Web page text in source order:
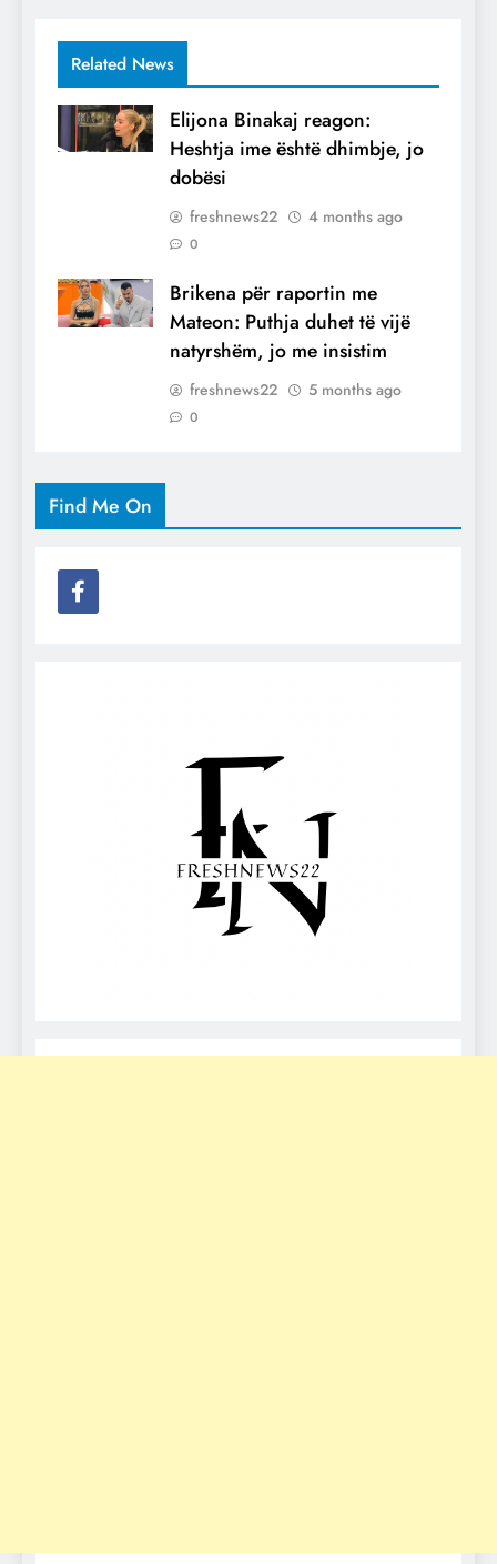
Related News
Elijona Binakaj reagon:
Heshtja ime është dhimbje, jo
dobësi
freshnews22 4 months ago
0
Brikena për raportin me
Mateon: Puthja duhet të vijë
natyrshëm, jo me insistim
freshnews22 5 months ago
0
Find Me On